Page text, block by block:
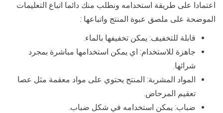
اعتمادا على طريقة استخدامه ونطلب منك دائما اتباع التعليمات
الموضحة على ملصق عبوة المنتج واتباعها :
قابلة للتخفيف: يمكن تخفيفها بالماء.
جاهزة للاستخدام: اي يمكن استخدامها مباشرة بمجرد
شرائها.
المواد المشربة: المنتج يحتوي على مواد معقمة مثل عصا
تعقيم المرحاض.
ضباب: يمكن استخدامه في شكل ضباب.